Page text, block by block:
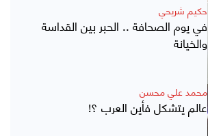
حكيم شريحي
في يوم الصحافة .. الحبر بين القداسة
والخيانة
محمد علي محسن
عالم يتشكل فأين العرب ؟!